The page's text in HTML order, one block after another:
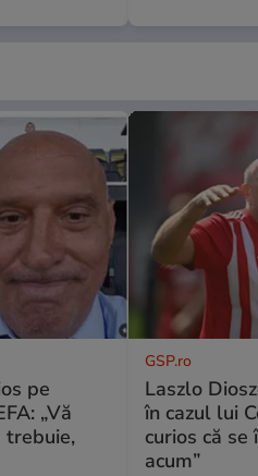
pe
„Vă
trebuie,
GSP.ro
Laszlo
în cazul lui
curios că
acum”